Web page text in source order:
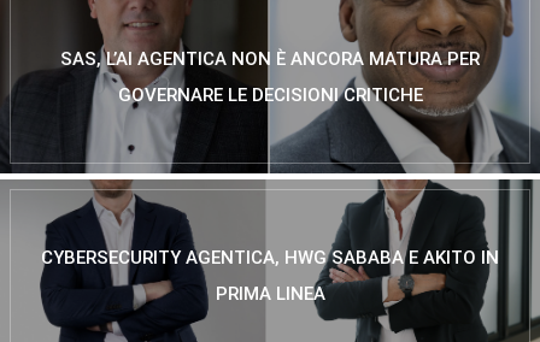
SAS, L’AI AGENTICA NON È ANCORA MATURA PER
GOVERNARE LE DECISIONI CRITICHE
CYBERSECURITY AGENTICA, HWG SABABA E AKITO IN
PRIMA LINEA